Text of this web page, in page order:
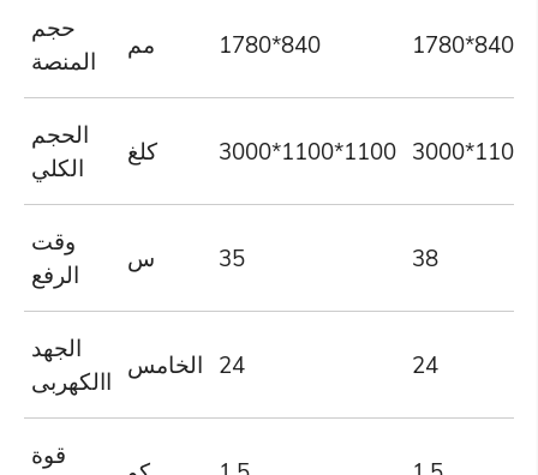
حجم
المنصة
مم 1780*840 1780*840
الحجم
الكلي
كلغ 3000*1100*1100
وقت
الرفع
س 35 38
الجهد
االكهربى
الخامس 24 24
قوة